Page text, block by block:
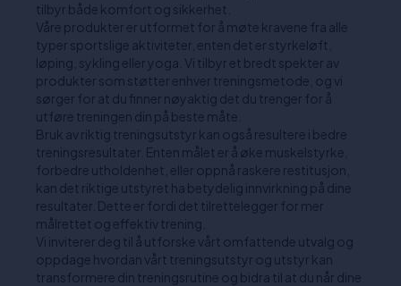
tilbyr både komfort og sikkerhet.
Våre produkter er utformet for å møte kravene fra alle
typer sportslige aktiviteter, enten det er styrkeløft,
løping, sykling eller yoga. Vi tilbyr et bredt spekter av
produkter som støtter enhver treningsmetode, og vi
sørger for at du finner nøyaktig det du trenger for å
utføre treningen din på beste måte.
Bruk av riktig treningsutstyr kan også resultere i bedre
treningsresultater. Enten målet er å øke muskelstyrke,
forbedre utholdenhet, eller oppnå raskere restitusjon,
kan det riktige utstyret ha betydelig innvirkning på dine
resultater. Dette er fordi det tilrettelegger for mer
målrettet og effektiv trening.
Vi inviterer deg til å utforske vårt omfattende utvalg og
oppdage hvordan vårt treningsutstyr og utstyr kan
transformere din treningsrutine og bidra til at du når dine